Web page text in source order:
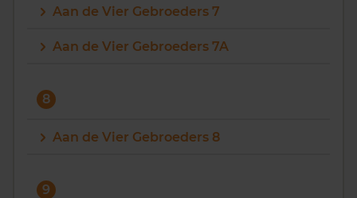
Aan de Vier Gebroeders 7
Aan de Vier Gebroeders 7A
8
Aan de Vier Gebroeders 8
9